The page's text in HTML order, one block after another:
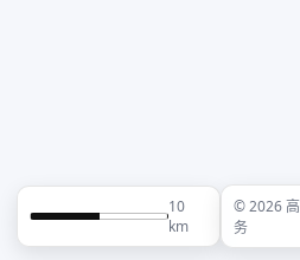
10
km
© 2026 高
务